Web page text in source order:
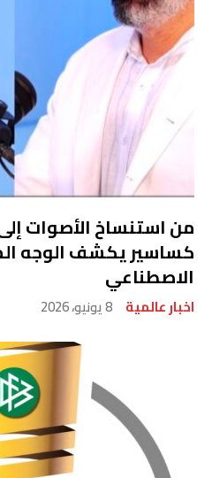
من استنساخ الأصوات
كساسير يكشف الوجه
الاصطناعي
اخبار عالمية 8 يونيو، 2026